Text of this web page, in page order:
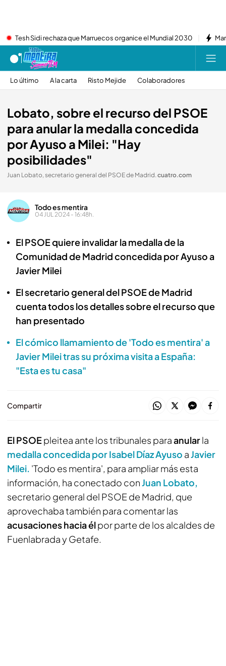
Tesh Sidi rechaza que Marruecos organice el Mundial 2030
Lo último A la carta Risto Mejide Colaboradores
Lobato, sobre el recurso del PSOE
para anular la medalla concedida
por Ayuso a Milei: "Hay
posibilidades"
Juan Lobato, secretario general del PSOE de Madrid.cuatro.com
Todo es mentira
04 JUL 2024 - 16:48h.
El PSOE quiere invalidar la medalla de la
Comunidad de Madrid concedida por Ayuso a
Javier Milei
El secretario general del PSOE de Madrid
cuenta todos los detalles sobre el recurso que
han presentado
El cómico llamamiento de 'Todo es mentira' a
Javier Milei tras su próxima visita a España:
"Esta es tu casa"
Compartir
El PSOEpleitea ante los tribunales paraanularla
medalla concedida por Isabel Díaz Ayuso aJavier
Milei. 'Todo es mentira', para ampliar más esta
información, ha conectado conJuan Lobato,
secretario general del PSOE de Madrid, que
aprovechaba también para comentar las
acusaciones hacia élpor parte de los alcaldes de
Fuenlabrada y Getafe.